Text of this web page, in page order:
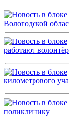
Вологодской
работают
километрового
поликлинику